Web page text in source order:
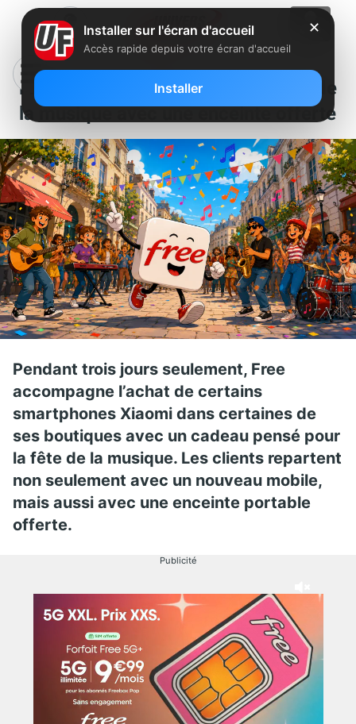
Free lance une offre spéciale fête de
la musique avec une enceinte offerte
Pendant trois jours seulement, Free
accompagne l’achat de certains
smartphones Xiaomi dans certaines de
ses boutiques avec un cadeau pensé pour
la fête de la musique. Les clients repartent
non seulement avec un nouveau mobile,
mais aussi avec une enceinte portable
offerte.
Publicité
✕
Installer sur l'écran d'accueil
Accès rapide depuis votre écran d'accueil
Installer